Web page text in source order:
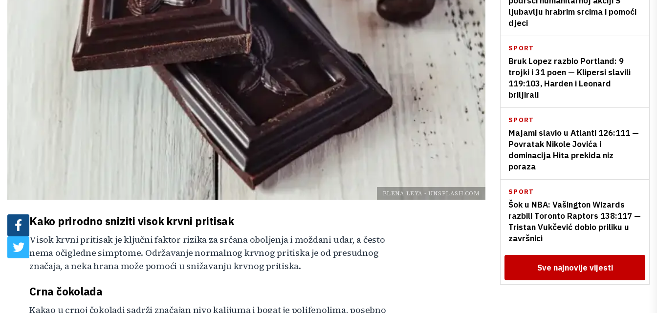
ELENA LEYA - UNSPLASH.COM
Kako prirodno sniziti visok krvni pritisak
Visok krvni pritisak je ključni faktor rizika za srčana oboljenja i moždani udar, a često
nema očigledne simptome. Održavanje normalnog krvnog pritiska je od presudnog
značaja, a neka hrana može pomoći u snižavanju krvnog pritiska.
Crna čokolada
Kakao u crnoj čokoladi sadrži značajan nivo kalijuma i bogat je polifenolima, posebno
ljubavlju hrabrim srcima i pomoći
djeci
SPORT
Bruk Lopez razbio Portland: 9
trojki i 31 poen — Klipersi slavili
119:103, Harden i Leonard
briljirali
SPORT
Majami slavio u Atlanti 126:111 —
Povratak Nikole Jovića i
dominacija Hita prekida niz
poraza
SPORT
Šok u NBA: Vašington Wizards
razbili Toronto Raptors 138:117 —
Tristan Vukčević dobio priliku u
završnici
Sve najnovije vijesti